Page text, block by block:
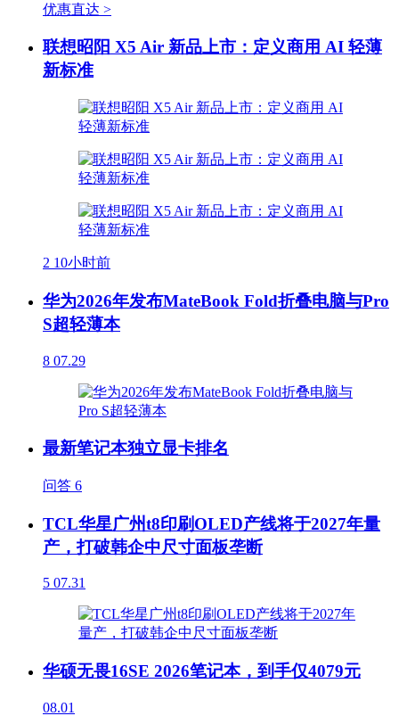
优惠直达 >
联想昭阳 X5 Air 新品上市：定义商用 AI 轻薄
新标准
2 10小时前
华为2026年发布MateBook Fold折叠电脑与Pro
S超轻薄本
8 07.29
最新笔记本独立显卡排名
问答 6
TCL华星广州t8印刷OLED产线将于2027年量
产，打破韩企中尺寸面板垄断
5 07.31
华硕无畏16SE 2026笔记本，到手仅4079元
08.01